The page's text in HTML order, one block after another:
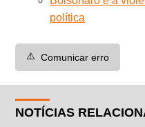
política
⚠️ Comunicar erro
NOTÍCIAS